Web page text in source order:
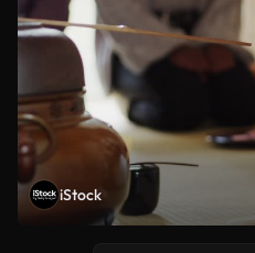
iStock